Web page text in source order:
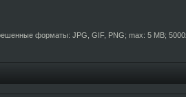
форматы: JPG, GIF, PNG; max: 5 MB;